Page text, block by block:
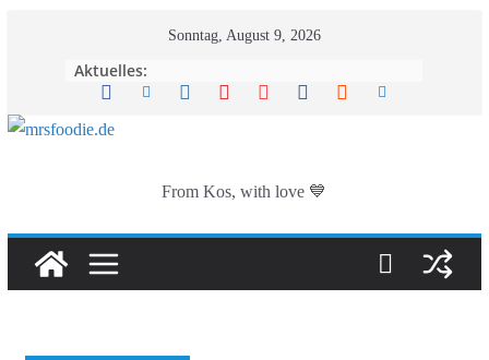
Sonntag, August 9, 2026
Aktuelles:
From Kos, with love 💙